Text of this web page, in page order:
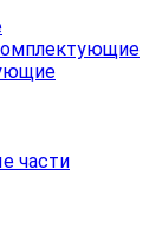
части